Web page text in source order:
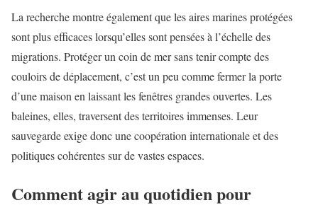
La recherche montre également que les aires marines protégées
sont plus efficaces lorsqu’elles sont pensées à l’échelle des
migrations. Protéger un coin de mer sans tenir compte des
couloirs de déplacement, c’est un peu comme fermer la porte
d’une maison en laissant les fenêtres grandes ouvertes. Les
baleines, elles, traversent des territoires immenses. Leur
sauvegarde exige donc une coopération internationale et des
politiques cohérentes sur de vastes espaces.
Comment agir au quotidien pour